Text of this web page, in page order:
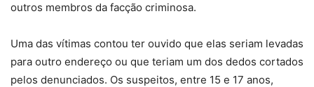
outros membros da facção criminosa.
Uma das vítimas contou ter ouvido que elas seriam levadas
para outro endereço ou que teriam um dos dedos cortados
pelos denunciados. Os suspeitos, entre 15 e 17 anos,